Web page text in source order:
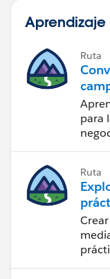
"source":
"id":
"subject":
"time": "2022-
I am getting 400-
Content Type in
instead of bulk.
I am following
https://
us/rest/api/
Please let me
content type for
Ruta
para
Ruta